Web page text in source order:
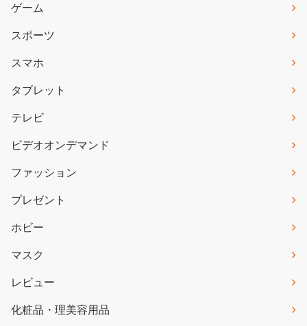
ゲーム
スポーツ
スマホ
タブレット
テレビ
ビデオオンデマンド
ファッション
プレゼント
ホビー
マスク
レビュー
化粧品・理美容用品